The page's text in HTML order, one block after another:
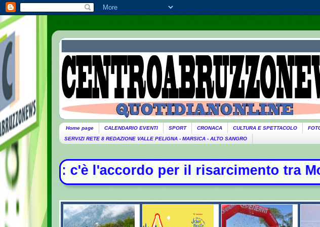
Home page CALENDARIO EVENTI SPORT CRONACA CULTURA E SPETTACOLO
SERVIZI RETE 8 REDAZIONE VALLE PELIGNA - MARSICA - ALTO SANGRO
per il risarcimento tra Monaldi e